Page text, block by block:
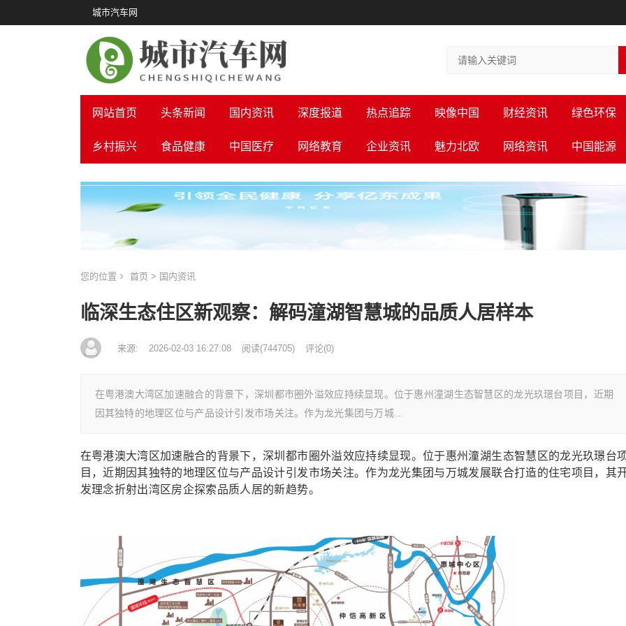
城市汽车网
网站首页 头条新闻 国内资讯 深度报道 热点追踪 映像中国 财经资讯 绿色环保
乡村振兴 食品健康 中国医疗 网络教育 企业资讯 魅力北欧 网络资讯 中国能源
您的位置 首页 > 国内资讯
临深生态住区新观察：解码潼湖智慧城的品质人居样本
来源: 2026-02-03 16:27:08 阅读(744705) 评论(0)
在粤港澳大湾区加速融合的背景下，深圳都市圈外溢效应持续显现。位于惠州潼湖生态智慧区的龙光玖璟台项目，近期
因其独特的地理区位与产品设计引发市场关注。作为龙光集团与万城…
在粤港澳大湾区加速融合的背景下，深圳都市圈外溢效应持续显现。位于惠州潼湖生态智慧区的龙光玖璟台
目，近期因其独特的地理区位与产品设计引发市场关注。作为龙光集团与万城发展联合打造的住宅项目，其
发理念折射出湾区房企探索品质人居的新趋势。